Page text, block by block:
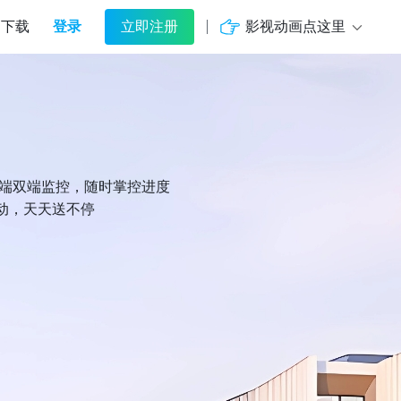
下载 登录 立即注册 影视动画点这里
双端监控，随时掌控进度
，天天送不停